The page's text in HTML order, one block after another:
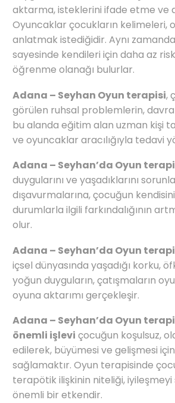
aktarma, isteklerini ifade etme ve
Oyuncaklar çocukların kelimeleri,
anlatmak istediğidir. Aynı
sayesinde kendileri için daha az
öğrenme olanağı bulurlar.
Adana – Seyhan Oyun terapisi,
görülen ruhsal problemlerin,
bu alanda eğitim alan uzman kişi
ve oyuncaklar aracılığıyla tedavi
Adana – Seyhan’da Oyun
duygularını ve yaşadıklarını
dışavurmalarına, çocuğun
durumlarla ilgili farkındalığının
olur.
Adana – Seyhan’da Oyun
içsel dünyasında yaşadığı korku,
yoğun duyguların, çatışmaların
oyuna aktarımı gerçekleşir.
Adana – Seyhan’da Oyun
önemli işlevi çocuğun koşulsuz,
edilerek, büyümesi ve gelişmesi
sağlamaktır. Oyun terapisinde
terapötik ilişkinin niteliği,
önemli bir etkendir.